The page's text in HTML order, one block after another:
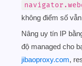
không điểm số
Nâng uy tín IP
độ managed cho
jibaoproxy.com,